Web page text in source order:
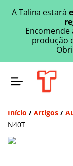
A Talina estará
Encomende
produção
Início / Artigos /
N40T